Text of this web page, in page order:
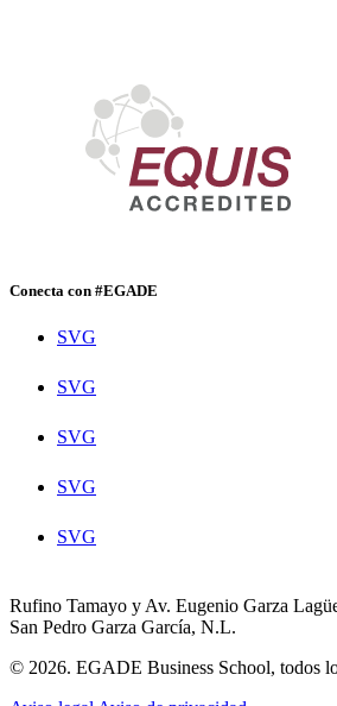
Conecta con #EGADE
SVG
SVG
SVG
SVG
SVG
Rufino Tamayo y Av. Eugenio Garza
San Pedro Garza García, N.L.
© 2026. EGADE Business School, todos